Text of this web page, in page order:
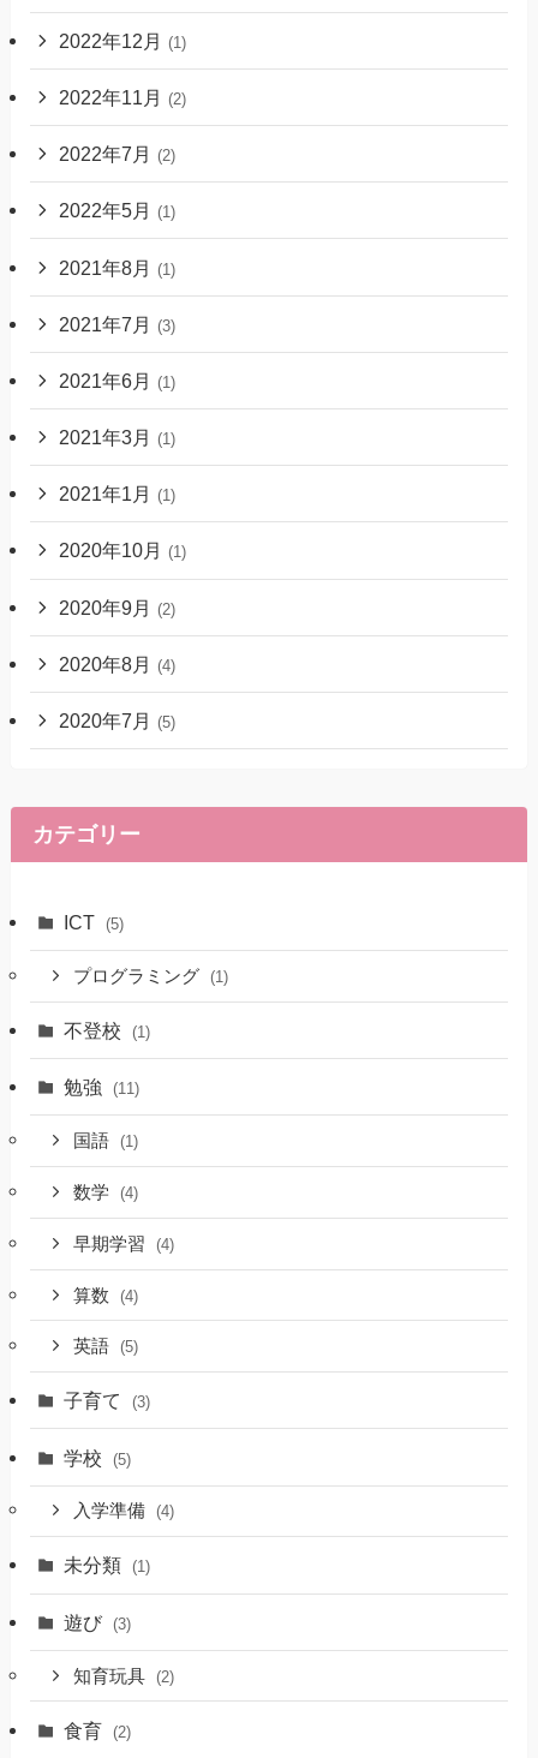
2022年12月 (1)
2022年11月 (2)
2022年7月 (2)
2022年5月 (1)
2021年8月 (1)
2021年7月 (3)
2021年6月 (1)
2021年3月 (1)
2021年1月 (1)
2020年10月 (1)
2020年9月 (2)
2020年8月 (4)
2020年7月 (5)
カテゴリー
ICT (5)
プログラミング (1)
不登校 (1)
勉強 (11)
国語 (1)
数学 (4)
早期学習 (4)
算数 (4)
英語 (5)
子育て (3)
学校 (5)
入学準備 (4)
未分類 (1)
遊び (3)
知育玩具 (2)
食育 (2)